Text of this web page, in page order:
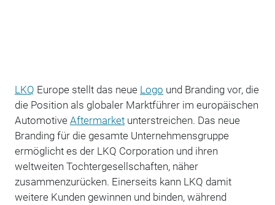
LKQ Europe stellt das neue Logo und Branding vor, die
die Position als globaler Marktführer im europäischen
Automotive Aftermarketunterstreichen. Das neue
Branding für die gesamte Unternehmensgruppe
ermöglicht es der LKQ Corporation und ihren
weltweiten Tochtergesellschaften, näher
zusammenzurücken. Einerseits kann LKQ damit
weitere Kunden gewinnen und binden, während